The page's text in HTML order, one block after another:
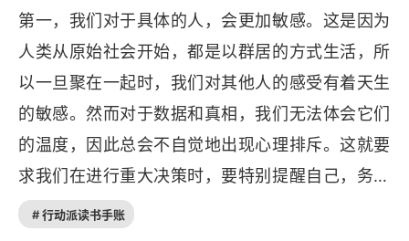
期望的正负效应
13 不要相信你最先凭感觉想到的内容
简单逻辑
14 如何揭穿江湖骗子
福勒效应
第一，我们对于具体的人，会更加敏感。这是因为
人类从原始社会开始，都是以群居的方式生活，所
以一旦聚在一起时，我们对其他人的感受有着天生
的敏感。然而对于数据和真相，我们无法体会它们
的温度，因此总会不自觉地出现心理排斥。这就要
求我们在进行重大决策时，要特别提醒自己，务必
探究和重视数据背后的真相，不要盲目陷于感性陷
# 行动派读书手账